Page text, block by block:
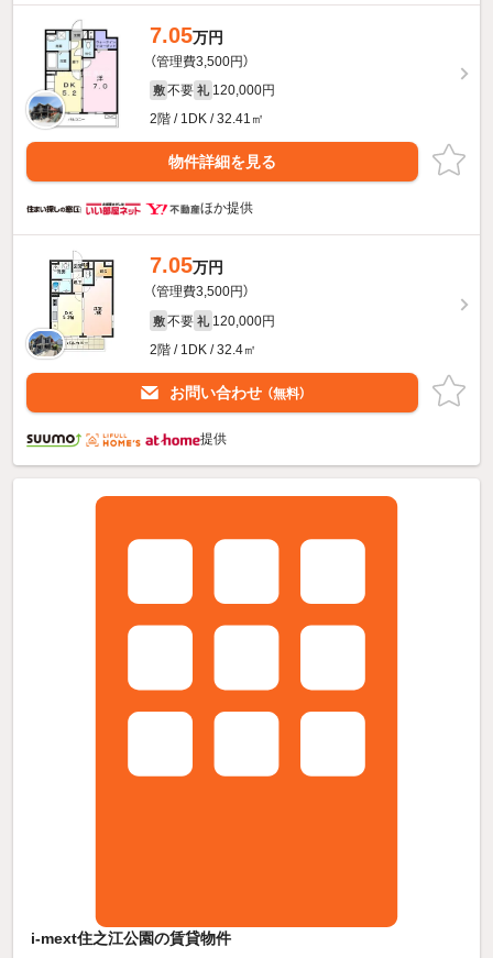
7.05万円
（管理費3,500円）
敷 不要 礼 120,000円
2階 / 1DK / 32.41㎡
物件詳細を見る
ほか提供
7.05万円
（管理費3,500円）
敷 不要 礼 120,000円
2階 / 1DK / 32.4㎡
お問い合わせ （無料）
提供
i-mext住之江公園の賃貸物件